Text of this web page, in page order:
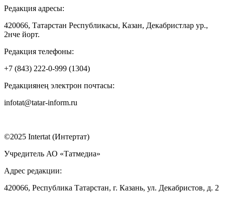
Редакция адресы:
420066, Татарстан Республикасы, Казан, Декабристлар ур.,
2нче йорт.
Редакция телефоны:
+7 (843) 222-0-999 (1304)
Редакциянең электрон почтасы:
infotat@tatar-inform.ru
©2025 Intertat (Интертат)
Учредитель АО «Татмедиа»
Адрес редакции:
420066, Республика Татарстан, г. Казань, ул. Декабристов, д. 2